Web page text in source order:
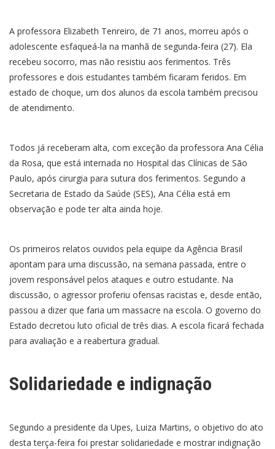
A professora Elizabeth Tenreiro, de 71 anos, morreu após o
adolescente esfaqueá-la na manhã de segunda-feira (27). Ela
recebeu socorro, mas não resistiu aos ferimentos. Três
professores e dois estudantes também ficaram feridos. Em
estado de choque, um dos alunos da escola também precisou
de atendimento.
Todos já receberam alta, com exceção da professora Ana Célia
da Rosa, que está internada no Hospital das Clínicas de São
Paulo, após cirurgia para sutura dos ferimentos. Segundo a
Secretaria de Estado da Saúde (SES), Ana Célia está em
observação e pode ter alta ainda hoje.
Os primeiros relatos ouvidos pela equipe da Agência Brasil
apontam para uma discussão, na semana passada, entre o
jovem responsável pelos ataques e outro estudante. Na
discussão, o agressor proferiu ofensas racistas e, desde então,
passou a dizer que faria um massacre na escola. O governo do
Estado decretou luto oficial de três dias. A escola ficará fechada
para avaliação e a reabertura gradual.
Solidariedade e indignação
Segundo a presidente da Upes, Luiza Martins, o objetivo do ato
desta terça-feira foi prestar solidariedade e mostrar indignação